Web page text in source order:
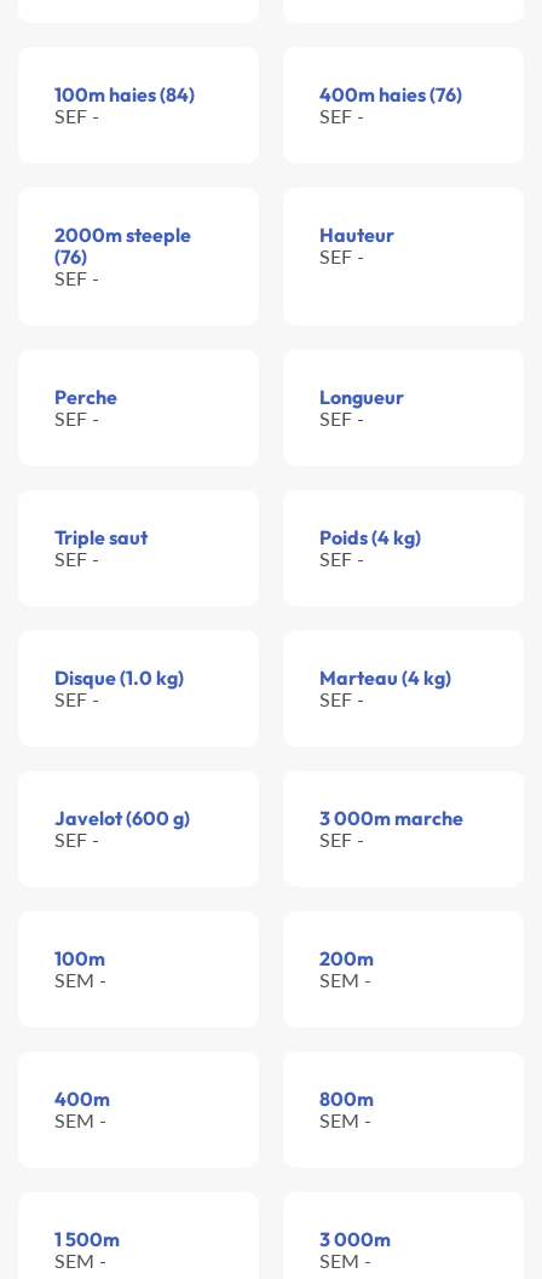
100m haies (84)
SEF -
400m haies (76)
SEF -
2000m steeple
(76)
SEF -
Hauteur
SEF -
Perche
SEF -
Longueur
SEF -
Triple saut
SEF -
Poids (4 kg)
SEF -
Disque (1.0 kg)
SEF -
Marteau (4 kg)
SEF -
Javelot (600 g)
SEF -
3 000m marche
SEF -
100m
SEM -
200m
SEM -
400m
SEM -
800m
SEM -
1 500m
SEM -
3 000m
SEM -